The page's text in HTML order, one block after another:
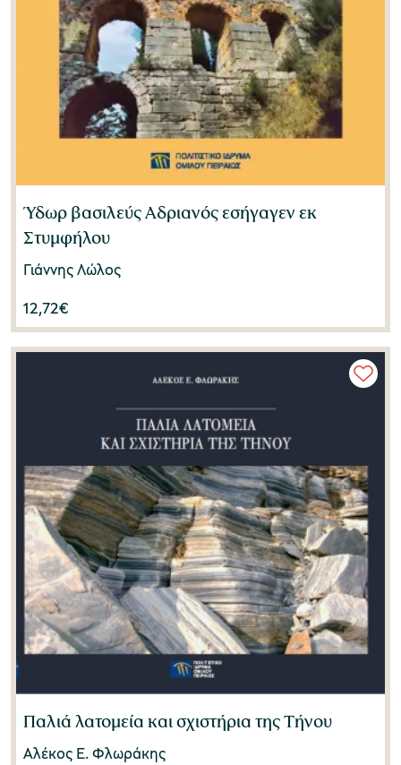
Ύδωρ βασιλεύς Αδριανός εσήγαγεν εκ
Στυμφήλου
Γιάννης Λώλος
12,72€
Παλιά λατομεία και σχιστήρια της Τήνου
Αλέκος Ε. Φλωράκης